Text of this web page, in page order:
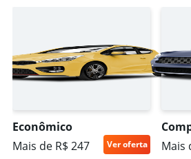
Econômico
Mais de R$ 247
Ver oferta
Mais